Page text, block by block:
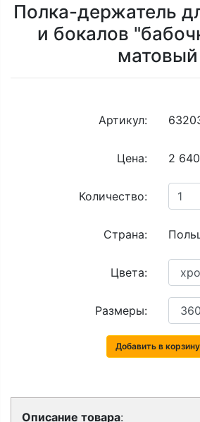
Полка-держатель
и бокалов
матовый
Артикул:
Цена: 2
Количество:
Страна:
Цвета:
Размеры:
Добавить в корзину
Описание товара: